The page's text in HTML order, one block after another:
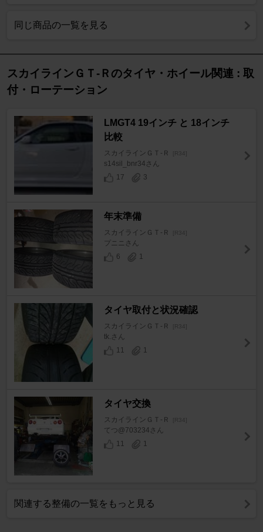
同じ商品の一覧を見る
スカイラインＧＴ‐Ｒのタイヤ・ホイール関連 : 取
付・ローテーション
LMGT4 19インチ と 18インチ
比較
スカイラインＧＴ‐Ｒ [R34]
s14sil_bnr34さん
17
3
年末準備
スカイラインＧＴ‐Ｒ [R34]
プニニさん
6
1
タイヤ取付と状況確認
スカイラインＧＴ‐Ｒ [R34]
tk.さん
11
1
タイヤ交換
スカイラインＧＴ‐Ｒ [R34]
てつ@703234さん
11
1
関連する整備の一覧をもっと見る